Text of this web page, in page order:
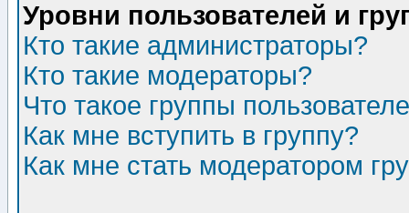
Уровни пользователей и
Кто такие администраторы?
Кто такие модераторы?
Что такое группы
Как мне вступить в группу?
Как мне стать модератором